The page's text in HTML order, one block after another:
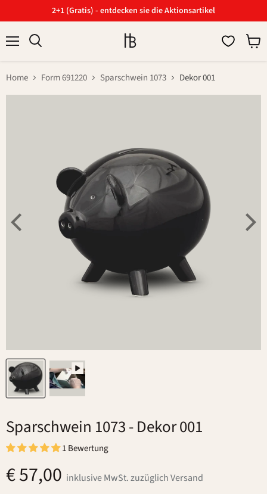
2+1 (Gratis) - entdecken sie die Aktionsartikel
Home Form 691220 Sparschwein 1073 Dekor 001
Sparschwein 1073- Dekor 001
1 Bewertung
€ 57,00 inklusive MwSt. zuzüglich Versand